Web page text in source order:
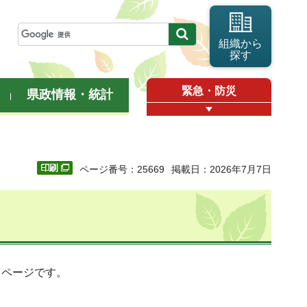
組織から
探す
県政情報・統計 緊急・防災
ページ番号：25669 掲載日：2026年7月7日
ージです。